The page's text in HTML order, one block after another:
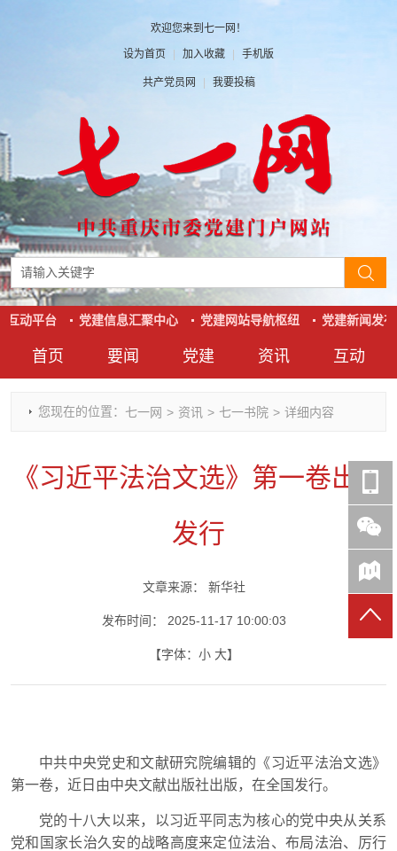
欢迎您来到七一网！
设为首页 | 加入收藏 | 手机版
共产党员网 | 我要投稿
首页 要闻
时政要闻
干部任免
七一视角
党建
党建动态
人才工作
作风建设
资讯
热点关注
党刊好文
党史参阅
互动
红岩评论
七一文学
七一号
互动平台 党建信息汇聚中心 党建网站导航枢纽 党建新闻发布
您现在的位置： 七一网 > 资讯 > 七一书院 > 详细内容
《习近平法治文选》第一卷出版
发行
文章来源： 新华社
发布时间： 2025-11-17 10:00:03
【字体： 小 大】
中共中央党史和文献研究院编辑的《习近平法治文选》
第一卷，近日由中央文献出版社出版，在全国发行。
党的十八大以来，以习近平同志为核心的党中央从关系
党和国家长治久安的战略高度来定位法治、布局法治、厉行